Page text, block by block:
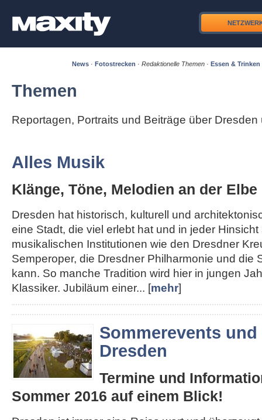
News · Fotostrecken · Redaktionelle Themen · Essen & Trinken
Themen
Reportagen, Portraits und Beiträge über
Alles Musik
Klänge, Töne, Melodien an der Elbe
Dresden hat historisch, kulturell und
eine Stadt, die viel erlebt hat und in jeder
musikalischen Institutionen wie den Dresdner
Semperoper, die Dresdner Philharmonie und die
kann. So manche Tradition wird hier in jungen
Klassiker. Jubiläum einer... [mehr]
Sommerevents
Dresden
Termine und
Sommer 2016 auf einem Blick!